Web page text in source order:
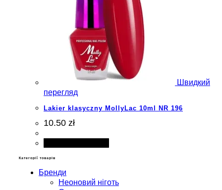
Швидкий
перегляд
Lakier klasyczny MollyLac 10ml NR 196
10.50 zł
Категорії товарів
Бренди
Неоновий ніготь